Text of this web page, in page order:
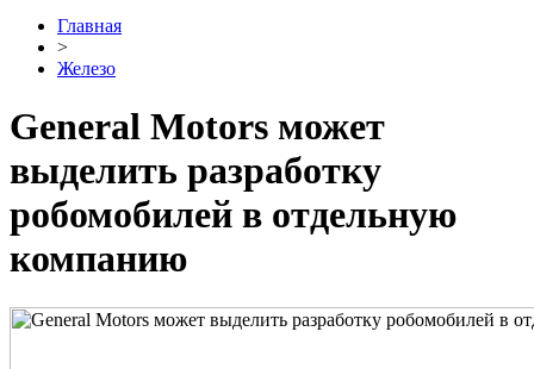
Главная
>
Железо
General Motors может
выделить разработку
робомобилей в отдельную
компанию